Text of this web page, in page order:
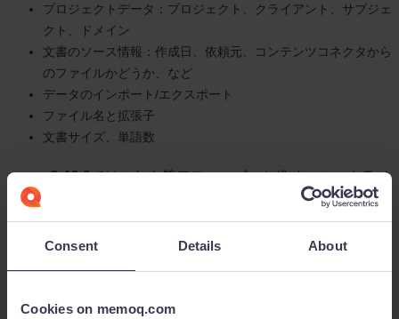
Consent Details About
Cookies on memoq.com
プロジェクトデータ：プロジェクト、クライアント、サブジェ
クト、ドメイン
文書のソース情報：作成日、依頼元、コンテンツコネクタから
のファイルかどうか、など
データのインポート /エクスポート
ファイル名と拡張子
文書サイズ、単語数
memoQ 10.2ではこれを第二フェーズへと進め、ローカライ
ゼーションプロジェクトのより高度で柔軟にカスタマイズが